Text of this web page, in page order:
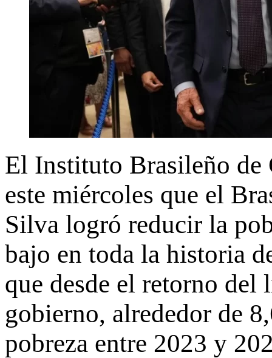
El Instituto Brasileño
este miércoles que el
Silva logró reducir la
bajo en toda la historia
que desde el retorno del
gobierno, alrededor de
pobreza entre 2023 y